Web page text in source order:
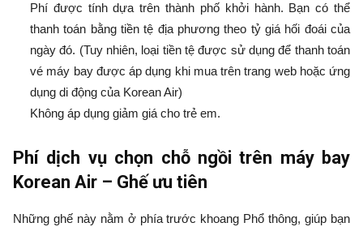
Phí được tính dựa trên thành phố khởi hành. Bạn có thể
thanh toán bằng tiền tệ địa phương theo tỷ giá hối đoái của
ngày đó. (Tuy nhiên, loại tiền tệ được sử dụng để thanh toán
vé máy bay được áp dụng khi mua trên trang web hoặc ứng
dụng di động của Korean Air)
Không áp dụng giảm giá cho trẻ em.
Phí dịch vụ chọn chỗ ngồi trên máy bay
Korean Air – Ghế ưu tiên
Những ghế này nằm ở phía trước khoang Phổ thông, giúp bạn